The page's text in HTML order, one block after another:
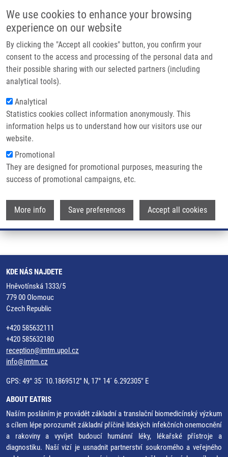
We use cookies to enhance your browsing
experience on our website
By clicking the "Accept all cookies" button, you confirm your
consent to the access and processing of the personal data and
their possible sharing with our selected partners (including
analytical tools).
Analytical
Statistics cookies collect information anonymously. This
information helps us to understand how our visitors use our
website.
Promotional
They are designed for promotional purposes, measuring the
success of promotional campaigns, etc.
More info Save preferences Accept all cookies
Main
Domů
Partner institutions
Technologie a služby
Kontakt
Drobečková navigace
Domů Smrčková Helena
Smrčková Helena
KDE NÁS NAJDETE
Hněvotínská 1333/5
779 00 Olomouc
Czech Republic
+420 585632111
+420 585632180
reception@imtm.upol.cz
info@imtm.cz
GPS: 49° 35´ 10.1869512" N, 17° 14´ 6.292305" E
ABOUT EATRIS
Naším posláním je provádět základní a translační biomedicínský výzkum
s cílem lépe porozumět základní příčině lidských infekčních onemocnění
a rakoviny a vyvíjet budoucí humánní léky, lékařské přístroje a
diagnostiku. Naší vizí je usnadnit partnerství soukromého a veřejného